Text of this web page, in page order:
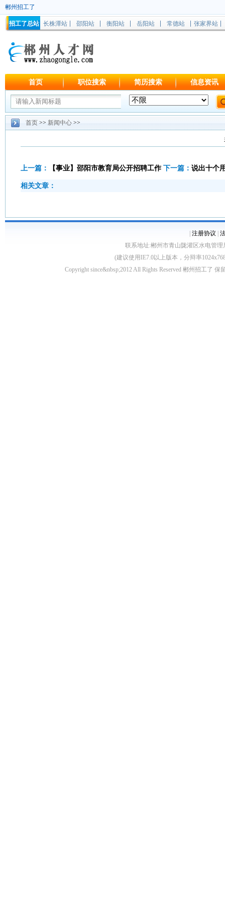
郴州招工了
招工了总站 长株潭站 邵阳站 衡阳站 岳阳站 常德站 张家界站
首页 职位搜索 简历搜索 信息资讯
首页 >> 新闻中心 >>
上一篇： 【事业】邵阳市教育局公开招聘工作 下一篇： 说出十个
相关文章：
注册协议
联系地址:郴州市青山陇灌区水电管理
(建议使用IE7.0以上版本，分辩率
Copyright since&nbsp;2012 All Rights Reserved 郴州招工了